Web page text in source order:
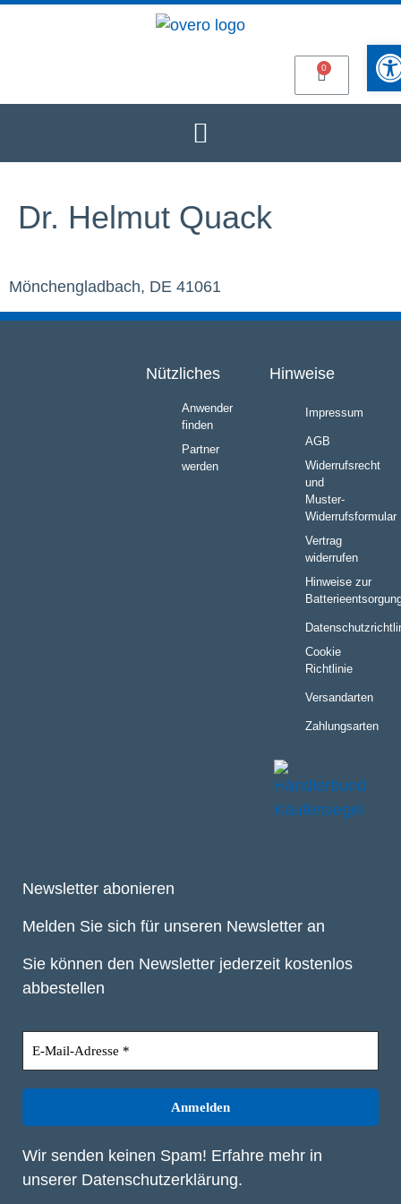
Dr. Helmut Quack
Mönchengladbach, DE 41061
Nützliches
Anwender
finden
Partner
werden
Hinweise
Impressum
AGB
Widerrufsrecht
und
Muster-
Widerrufsformular
Vertrag
widerrufen
Hinweise zur
Cookie
Richtlinie
Versandarten
Zahlungsarten
Newsletter abonieren
Melden Sie sich für unseren Newsletter an
Sie können den Newsletter jederzeit kostenlos
abbestellen
Wir senden keinen Spam! Erfahre mehr in
unserer Datenschutzerklärung.